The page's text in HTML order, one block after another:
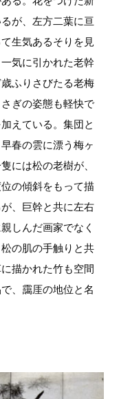
が、左方二葉に亘
生気あるそりを見
気に引かれた老幹
ふりさびたる老梅
ぎの姿態も軽快で
えている。集団と
春の雲に漂う梅ヶ
には松の老樹が、
の傾斜をもって描
、巨幹と共に左右
しんだ画家でなく
の肌の手触りと共
描かれた竹も空間
、靄厓の地位と名